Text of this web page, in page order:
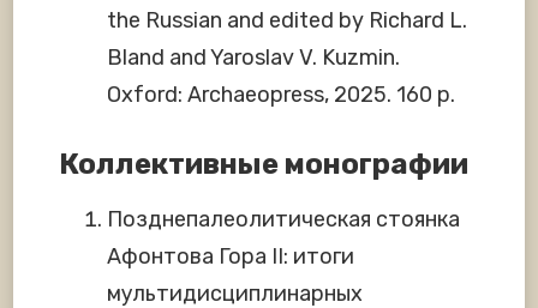
the Russian and edited by Richard L.
Bland and Yaroslav V. Kuzmin.
Oxford: Archaeopress, 2025. 160 р.
Коллективные монографии
Позднепалеолитическая стоянка
Афонтова Гора II: итоги
мультидисциплинарных